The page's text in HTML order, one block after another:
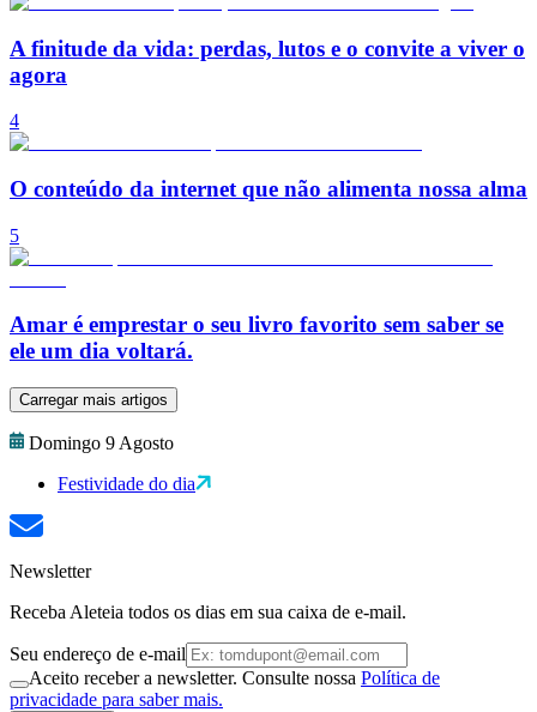
A finitude da vida: perdas, lutos e o convite a viver o
agora
4
O conteúdo da internet que não alimenta nossa alma
5
Amar é emprestar o seu livro favorito sem saber se
ele um dia voltará.
Carregar mais artigos
Domingo 9 Agosto
Festividade do dia
Newsletter
Receba Aleteia todos os dias em sua caixa de e-mail.
Seu endereço de e-mail
Aceito receber a newsletter. Consulte nossa Política de
privacidade para saber mais.